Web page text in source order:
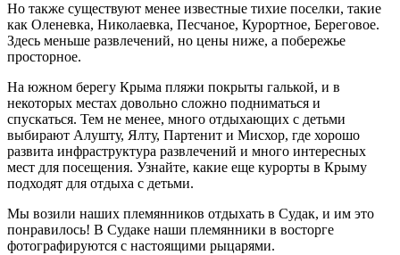
Но также существуют менее известные тихие поселки, такие
как Оленевка, Николаевка, Песчаное, Курортное, Береговое.
Здесь меньше развлечений, но цены ниже, а побережье
просторное.
На южном берегу Крыма пляжи покрыты галькой, и в
некоторых местах довольно сложно подниматься и
спускаться. Тем не менее, много отдыхающих с детьми
выбирают Алушту, Ялту, Партенит и Мисхор, где хорошо
развита инфраструктура развлечений и много интересных
мест для посещения. Узнайте, какие еще курорты в Крыму
подходят для отдыха с детьми.
Мы возили наших племянников отдыхать в Судак, и им это
понравилось! В Судаке наши племянники в восторге
фотографируются с настоящими рыцарями.